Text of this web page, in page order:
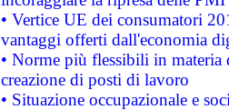
• Vertice UE dei consumatori
vantaggi offerti dall'economia
• Norme più flessibili in materia
creazione di posti di lavoro
• Situazione occupazionale e